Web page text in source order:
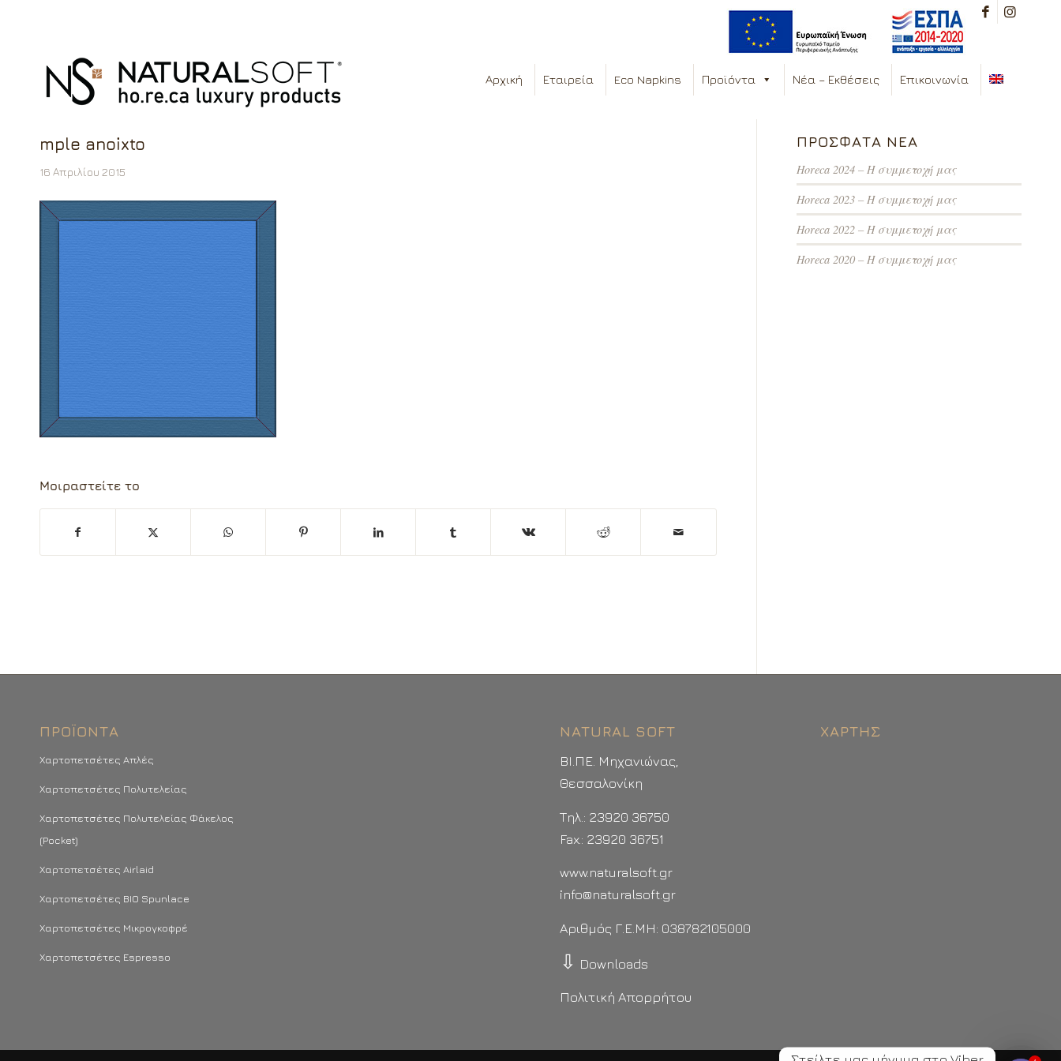
Αρχική Εταιρεία Eco Napkins Προϊόντα Νέα – Εκθέσεις Επικοινωνία
mple anoixto
16 Απριλίου 2015
Μοιραστείτε το
ΠΡΌΣΦΑΤΑ ΝΈΑ
Horeca 2024 – Η συμμετοχή μας
Horeca 2023 – Η συμμετοχή μας
Horeca 2022 – Η συμμετοχή μας
Horeca 2020 – Η συμμετοχή μας
ΠΡΟΪΌΝΤΑ
Χαρτοπετσέτες Απλές
Χαρτοπετσέτες Πολυτελείας
Χαρτοπετσέτες Πολυτελείας Φάκελος
(Pocket)
Χαρτοπετσέτες Airlaid
Χαρτοπετσέτες BIO Spunlace
Χαρτοπετσέτες Μικρογκοφρέ
Χαρτοπετσέτες Espresso
NATURAL SOFT
ΒΙ.ΠΕ. Μηχανιώνας,
Θεσσαλονίκη
Τηλ.: 23920 36750
Fax.: 23920 36751
www.naturalsoft.gr
info@naturalsoft.gr
Αριθμός Γ.Ε.ΜΗ: 038782105000
⇩ Downloads
Πολιτική Απορρήτου
ΧΆΡΤΗΣ